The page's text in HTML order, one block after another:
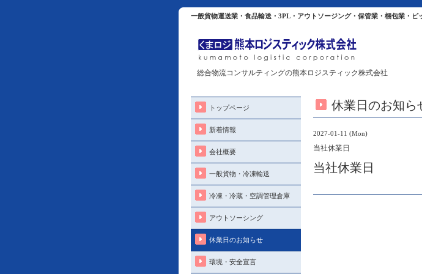
一般貨物運送業・食品輸送・3PL・アウトソージング・保管業・梱包業・
総合物流コンサルティングの熊本ロジスティック株式会社
休業日のお知ら
2027-01-11 (Mon)
当社休業日
当社休業日
トップページ
新着情報
会社概要
一般貨物・冷凍輸送
冷凍・冷蔵・空調管理倉庫
アウトソーシング
休業日のお知らせ
環境・安全宣言